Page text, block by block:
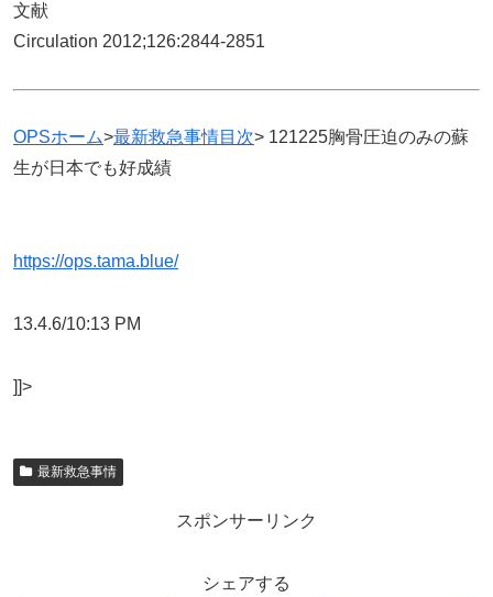
文献
Circulation 2012;126:2844-2851
OPSホーム>最新救急事情目次> 121225胸骨圧迫のみの蘇
生が日本でも好成績
https://ops.tama.blue/
13.4.6/10:13 PM
]]>
最新救急事情
スポンサーリンク
シェアする